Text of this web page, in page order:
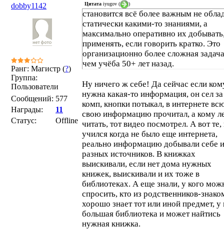
dobby1142
Ранг: Магистр (?)
Группа:
Пользователи
Сообщений: 577
Награды:
11
Статус:
Offline
Цитата iyugov ( )
становится всё более важным не
статически какими-то знаниями, а
максимально оперативно их
применять, если говорить кратко. Это
организационно более сложная
чем учёба 50+ лет назад.
Ну ничего ж себе! Да сейчас если
нужна какая-то информация, он сел за
комп, кнопки потыкал, в интернете
свою информацию прочитал, а кому
читать, тот видео посмотрел. А вот те,
учился когда не было еще интернета,
реально информацию добывали себе
разных источников. В книжках
выискивали, если нет дома нужных
книжек, выискивали и их тоже в
библиотеках. А еще знали, у кого
спросить, кто из родственников-
хорошо знает тот или иной предмет, у
большая библиотека и может найтись
нужная книжка.